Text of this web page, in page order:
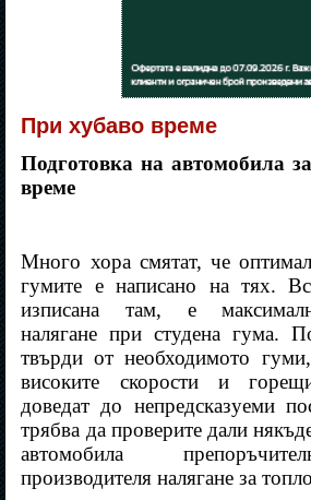
При хубаво време
Подготовка на автомобила
време
Много хора смятат, че
гумите е написано на тях.
изписана там, е
налягане при студена гума.
твърди от необходимото
високите скорости и
доведат до непредсказуеми
трябва да проверите дали
автомобила
производителя налягане за